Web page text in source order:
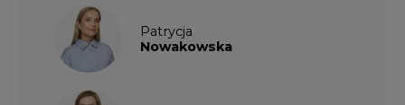
Patrycja
Nowakowska